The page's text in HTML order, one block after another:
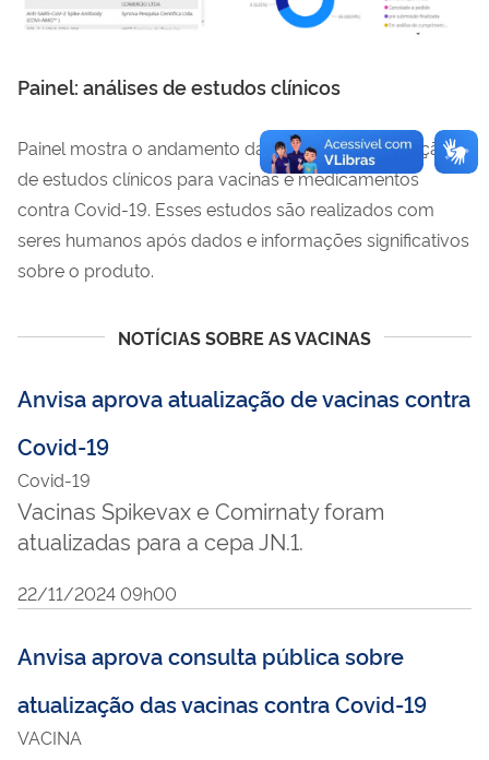
Painel: análises de estudos clínicos
Painel mostra o andamento da análise de autorização
de estudos clínicos para vacinas e medicamentos
contra Covid-19. Esses estudos são realizados com
seres humanos após dados e informações significativos
sobre o produto.
NOTÍCIAS SOBRE AS VACINAS
Anvisa aprova atualização de vacinas contra
Covid-19
Covid-19
Vacinas Spikevax e Comirnaty foram
atualizadas para a cepa JN.1.
22/11/2024 09h00
Anvisa aprova consulta pública sobre
atualização das vacinas contra Covid-19
VACINA